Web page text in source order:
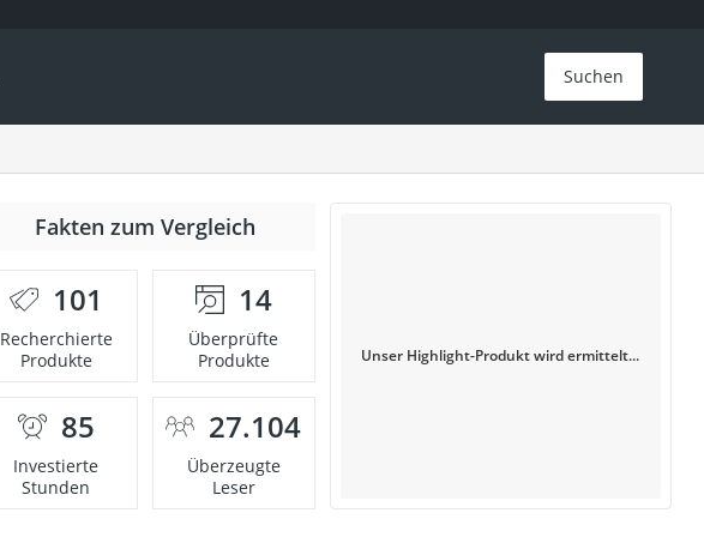
Suchen
Fakten zum Vergleich
101
Recherchierte
Produkte
14
Überprüfte
Produkte
85
Investierte
Stunden
27.104
Überzeugte
Leser
Unser Highlight-Produkt wird ermittelt...